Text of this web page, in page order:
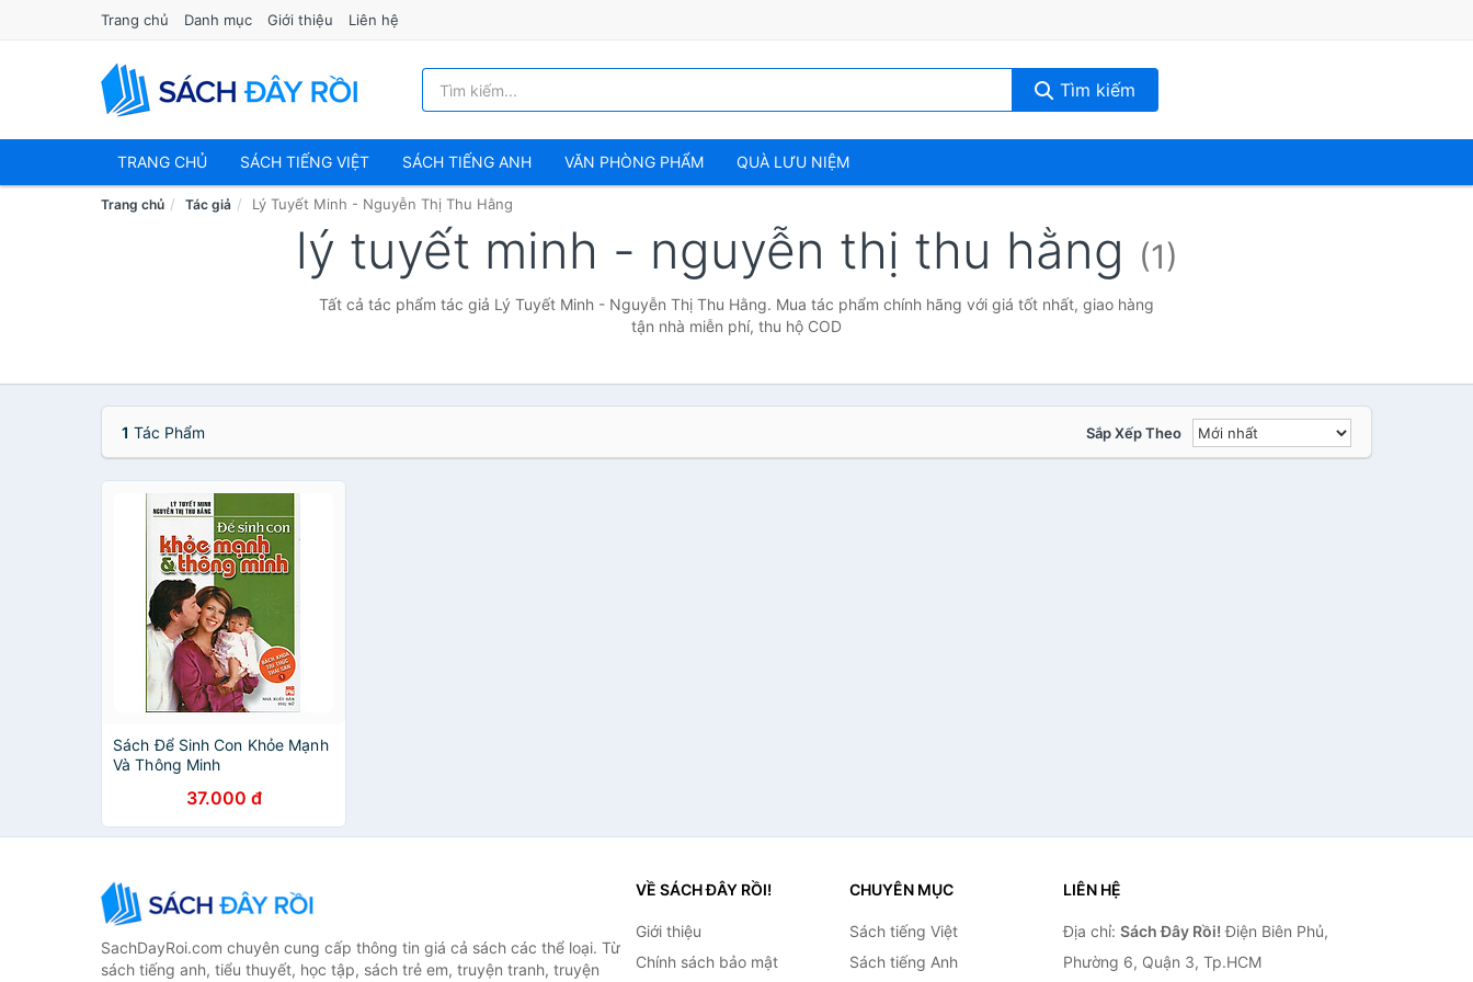
Trang chủ Danh mục Giới thiệu Liên hệ
Tìm kiếm
TRANG CHỦ SÁCH TIẾNG VIỆT SÁCH TIẾNG ANH VĂN PHÒNG PHẨM QUÀ LƯU NIỆM
Trang chủ Tác giả Lý Tuyết Minh - Nguyễn Thị Thu Hằng
lý tuyết minh - nguyễn thị thu hằng (1)
Tất cả tác phẩm tác giả Lý Tuyết Minh - Nguyễn Thị Thu Hằng. Mua tác phẩm chính hãng với giá tốt nhất, giao hàng
tận nhà miễn phí, thu hộ COD
1 Tác Phẩm Sắp Xếp Theo
Sách Để Sinh Con Khỏe Mạnh
Và Thông Minh
37.000 đ
SachDayRoi.com chuyên cung cấp thông tin giá cả sách các thể loại. Từ
sách tiếng anh, tiểu thuyết, học tập, sách trẻ em, truyện tranh, truyện
VỀ SÁCH ĐÂY RỒI!
Giới thiệu
Chính sách bảo mật
CHUYÊN MỤC
Sách tiếng Việt
Sách tiếng Anh
LIÊN HỆ
Địa chỉ: Sách Đây Rồi! Điện Biên Phủ,
Phường 6, Quận 3, Tp.HCM